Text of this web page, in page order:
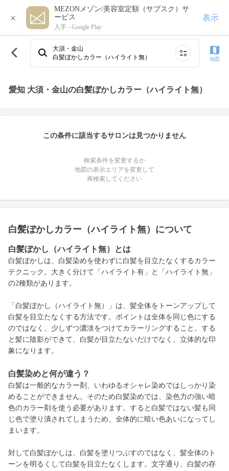
×
MEZONメゾン/美容室定額（サブスク）サ
ービス
入手 - Google Play
表示
大須・金山
白髪ぼかしカラー（ハイライト無）
地図
愛知 大須・金山の白髪ぼかしカラー（ハイライト無）
この条件に該当するサロンは見つかりません
検索条件を変更するか
地図の表示エリアを変更して
再検索してください
白髪ぼかしカラー（ハイライト無）について
白髪ぼかし（ハイライト無）とは
白髪ぼかしは、白髪染めを使わずに白髪を目立たなくするカラー
テクニック。大きく分けて「ハイライト有」と「ハイライト無」
の2種類があります。
「白髪ぼかし（ハイライト無）」は、髪全体をトーンアップして
白髪を目立たなくする方法です。ポイントは全体を同じ色にする
のではなく、少しずつ濃淡をつけてカラーリングすること。する
と髪に陰影ができて、白髪が目立たないだけでなく、立体的な印
象になります。
白髪染めと何が違う？
白髪は一般的なカラー剤、いわゆるオシャレ染めではしっかり染
めることができません。そのため白髪染めでは、染色力の強い暗
色のカラー剤を使う必要があります。すると白髪ではない髪も同
じ色で塗り潰されてしまうため、全体的に暗い色あいになってし
まいます。
対して白髪ぼかしは、白髪を塗りつぶすのではなく、髪全体のト
ーンを明るくして白髪を目立たなくします。文字通り、白髪の存